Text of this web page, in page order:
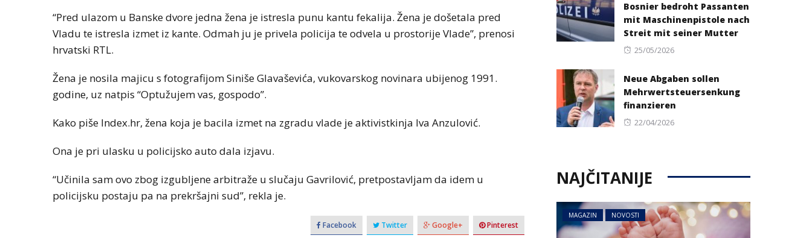
“Pred ulazom u Banske dvore jedna žena je istresla punu kantu fekalija. Žena je došetala pred
Vladu te istresla izmet iz kante. Odmah ju je privela policija te odvela u prostorije Vlade”, prenosi
hrvatski RTL.
Žena je nosila majicu s fotografijom Siniše Glavaševića, vukovarskog novinara ubijenog 1991.
godine, uz natpis “Optužujem vas, gospodo”.
Kako piše Index.hr, žena koja je bacila izmet na zgradu vlade je aktivistkinja Iva Anzulović.
Ona je pri ulasku u policijsko auto dala izjavu.
“Učinila sam ovo zbog izgubljene arbitraže u slučaju Gavrilović, pretpostavljam da idem u
policijsku postaju pa na prekršajni sud”, rekla je.
Facebook Twitter Google+ Pinterest
Bosnier bedroht Passanten
mit Maschinenpistole nach
Streit mit seiner Mutter
Posted
25/05/2026
Neue Abgaben sollen
Mehrwertsteuersenkung
finanzieren
Posted
22/04/2026
NAJČITANIJE
MAGAZIN NOVOSTI